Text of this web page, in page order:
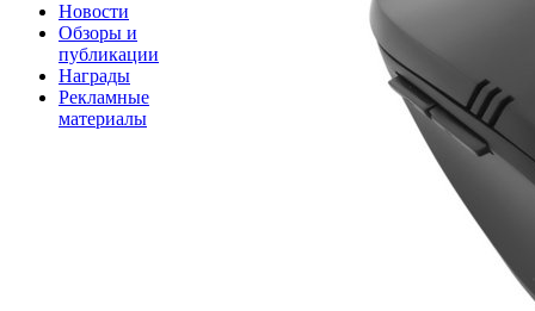
Новости
Обзоры и
публикации
Награды
Рекламные
материалы